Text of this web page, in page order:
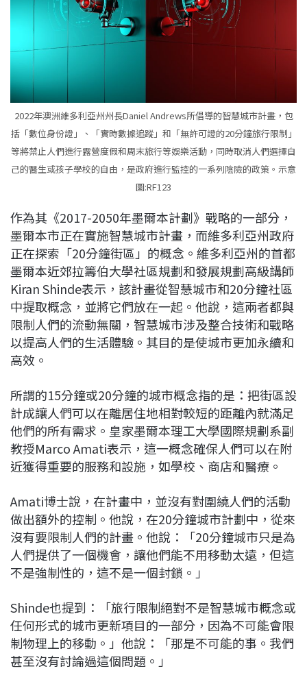
2022年澳洲維多利亞州州長Daniel Andrews所倡導的智慧城市計畫，包
括「數位身份證」、「實時數據追蹤」和「無許可證的20分鐘旅行限制」
等將禁止人們進行露營度假和周末旅行等娛樂活動，同時取消人們選擇自
己的醫生或孩子學校的自由，是政府進行監控的一系列陰險的政策。示意
圖:RF123
作為其《2017-2050年墨爾本計劃》戰略的一部分，
墨爾本市正在實施智慧城市計畫，而維多利亞州政府
正在探索「20分鐘街區」的概念。維多利亞州的首都
墨爾本近郊拉籌伯大學社區規劃和發展規劃高級講師
Kiran Shinde表示，該計畫從智慧城市和20分鐘社區
中提取概念，並將它們放在一起。他說，這兩者都與
限制人們的流動無關，智慧城市涉及整合技術和戰略
以提高人們的生活體驗。其目的是使城市更加永續和
高效。
所謂的15分鐘或20分鐘的城市概念指的是：把街區設
計成讓人們可以在離居住地相對較短的距離內就滿足
他們的所有需求。皇家墨爾本理工大學國際規劃系副
教授Marco Amati表示，這一概念確保人們可以在附
近獲得重要的服務和設施，如學校、商店和醫療。
Amati博士說，在計畫中，並沒有對圍繞人們的活動
做出額外的控制。他說，在20分鐘城市計劃中，從來
沒有要限制人們的計畫。他說：「20分鐘城市只是為
人們提供了一個機會，讓他們能不用移動太遠，但這
不是強制性的，這不是一個封鎖。」
Shinde也提到：「旅行限制絕對不是智慧城市概念或
任何形式的城市更新項目的一部分，因為不可能會限
制物理上的移動。」他說：「那是不可能的事。我們
甚至沒有討論過這個問題。」